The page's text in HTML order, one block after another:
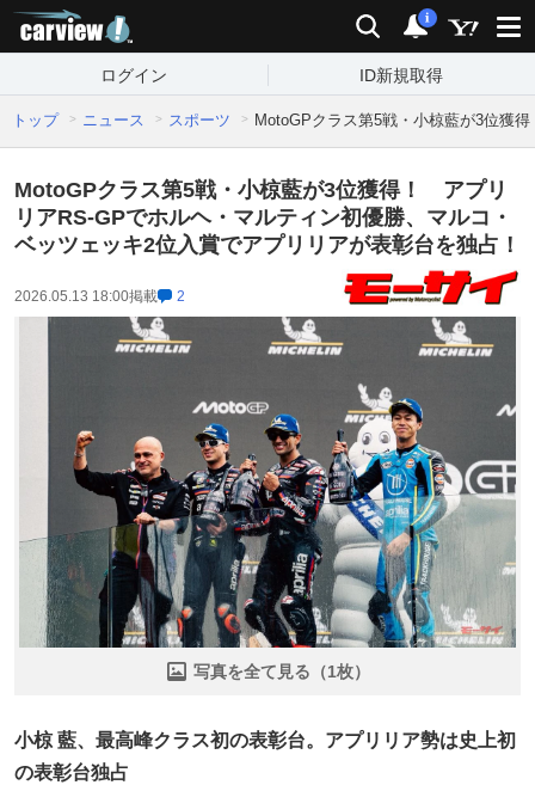
検索 通知
i
ログイン ID新規取得
トップ ニュース スポーツ MotoGPクラス第5戦・小椋藍が3位獲
MotoGPクラス第5戦・小椋藍が3位獲得！ アプリ
リアRS-GPでホルヘ・マルティン初優勝、マルコ・
ベッツェッキ2位入賞でアプリリアが表彰台を独占！
2026.05.13 18:00掲載 2
写真を全て見る（1枚）
小椋 藍、最高峰クラス初の表彰台。アプリリア勢は史上初
の表彰台独占